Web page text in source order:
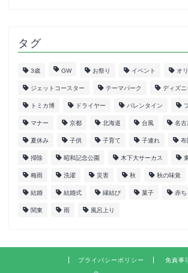
タグ
3歳 GW お祭り イベント オ
ジェットコースター テーマパーク ディズニ
トミカ博 ドライヤー バレンタイン
マナー 京都 北海道 台風 名古
夏休み 子供 子育て 子連れ 布
掃除 昭和記念公園 木下大サーカス
梅雨 洗濯 災害 秋 秋の味覚
結婚 結婚式 縁結び 菓子 赤ち
関東 雨 風呂上り
プライバシーポリシー 免責事